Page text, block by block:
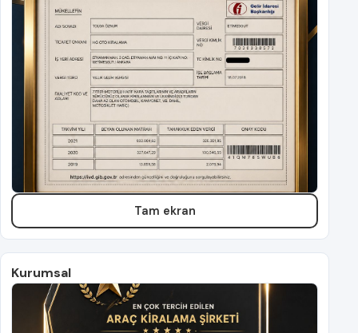
Tam ekran
Kurumsal